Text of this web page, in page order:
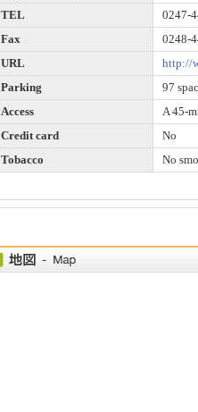
TEL
0247-
Fax
0248-
URL
http://
Parking
97
Access
A 45-
Credit card
No
Tobacco
No